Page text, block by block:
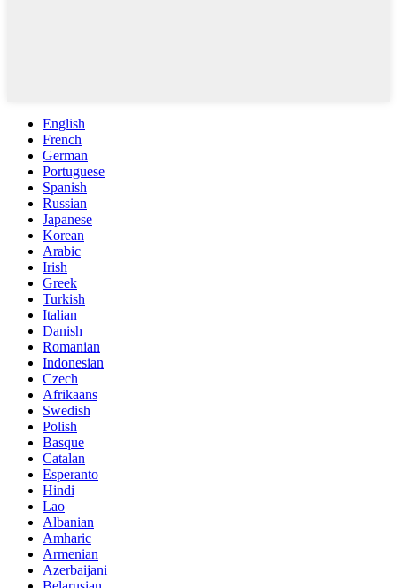
English
French
German
Portuguese
Spanish
Russian
Japanese
Korean
Arabic
Irish
Greek
Turkish
Italian
Danish
Romanian
Indonesian
Czech
Afrikaans
Swedish
Polish
Basque
Catalan
Esperanto
Hindi
Lao
Albanian
Amharic
Armenian
Azerbaijani